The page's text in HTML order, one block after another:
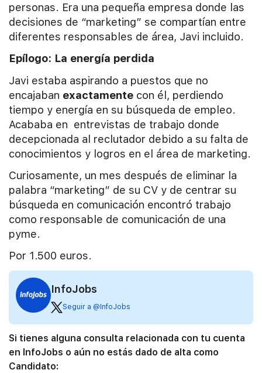
personas. Era una pequeña empresa donde las
decisiones de “marketing” se compartían entre
diferentes responsables de área, Javi incluido.
Epílogo: La energía perdida
Javi estaba aspirando a puestos que no
encajaban exactamente con él, perdiendo
tiempo y energía en su búsqueda de empleo.
Acababa en entrevistas de trabajo donde
decepcionada al reclutador debido a su falta de
conocimientos y logros en el área de marketing.
Curiosamente, un mes después de eliminar la
palabra “marketing” de su CV y de centrar su
búsqueda en comunicación encontró trabajo
como responsable de comunicación de una
pyme.
Por 1.500 euros.
InfoJobs
Seguir a @InfoJobs
Si tienes alguna consulta relacionada con tu cuenta
en InfoJobs o aún no estás dado de alta como
Candidato: